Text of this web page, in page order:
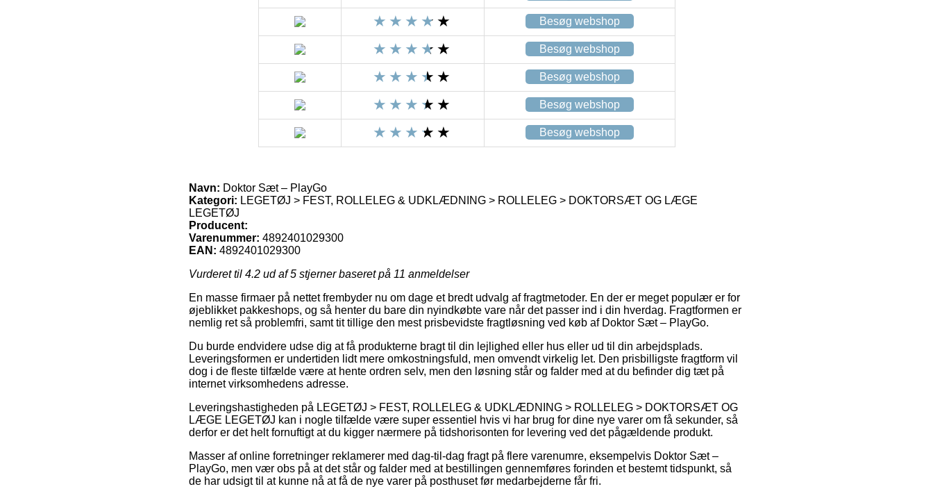
Besøg webshop
Besøg webshop
Besøg webshop
Besøg webshop
Besøg webshop
Navn: Doktor Sæt – PlayGo
Kategori: LEGETØJ > FEST, ROLLELEG & UDKLÆDNING > ROLLELEG > DOKTORSÆT OG LÆGE
LEGETØJ
Producent:
Varenummer: 4892401029300
EAN: 4892401029300
Vurderet til 4.2 ud af 5 stjerner baseret på 11 anmeldelser
En masse firmaer på nettet frembyder nu om dage et bredt udvalg af fragtmetoder. En der er meget populær er for
øjeblikket pakkeshops, og så henter du bare din nyindkøbte vare når det passer ind i din hverdag. Fragtformen er
nemlig ret så problemfri, samt tit tillige den mest prisbevidste fragtløsning ved køb af Doktor Sæt – PlayGo.
Du burde endvidere udse dig at få produkterne bragt til din lejlighed eller hus eller ud til din arbejdsplads.
Leveringsformen er undertiden lidt mere omkostningsfuld, men omvendt virkelig let. Den prisbilligste fragtform vil
dog i de fleste tilfælde være at hente ordren selv, men den løsning står og falder med at du befinder dig tæt på
internet virksomhedens adresse.
Leveringshastigheden på LEGETØJ > FEST, ROLLELEG & UDKLÆDNING > ROLLELEG > DOKTORSÆT OG
LÆGE LEGETØJ kan i nogle tilfælde være super essentiel hvis vi har brug for dine nye varer om få sekunder, så
derfor er det helt fornuftigt at du kigger nærmere på tidshorisonten for levering ved det pågældende produkt.
Masser af online forretninger reklamerer med dag-til-dag fragt på flere varenumre, eksempelvis Doktor Sæt –
PlayGo, men vær obs på at det står og falder med at bestillingen gennemføres forinden et bestemt tidspunkt, så
de har udsigt til at kunne nå at få de nye varer på posthuset før medarbejderne får fri.